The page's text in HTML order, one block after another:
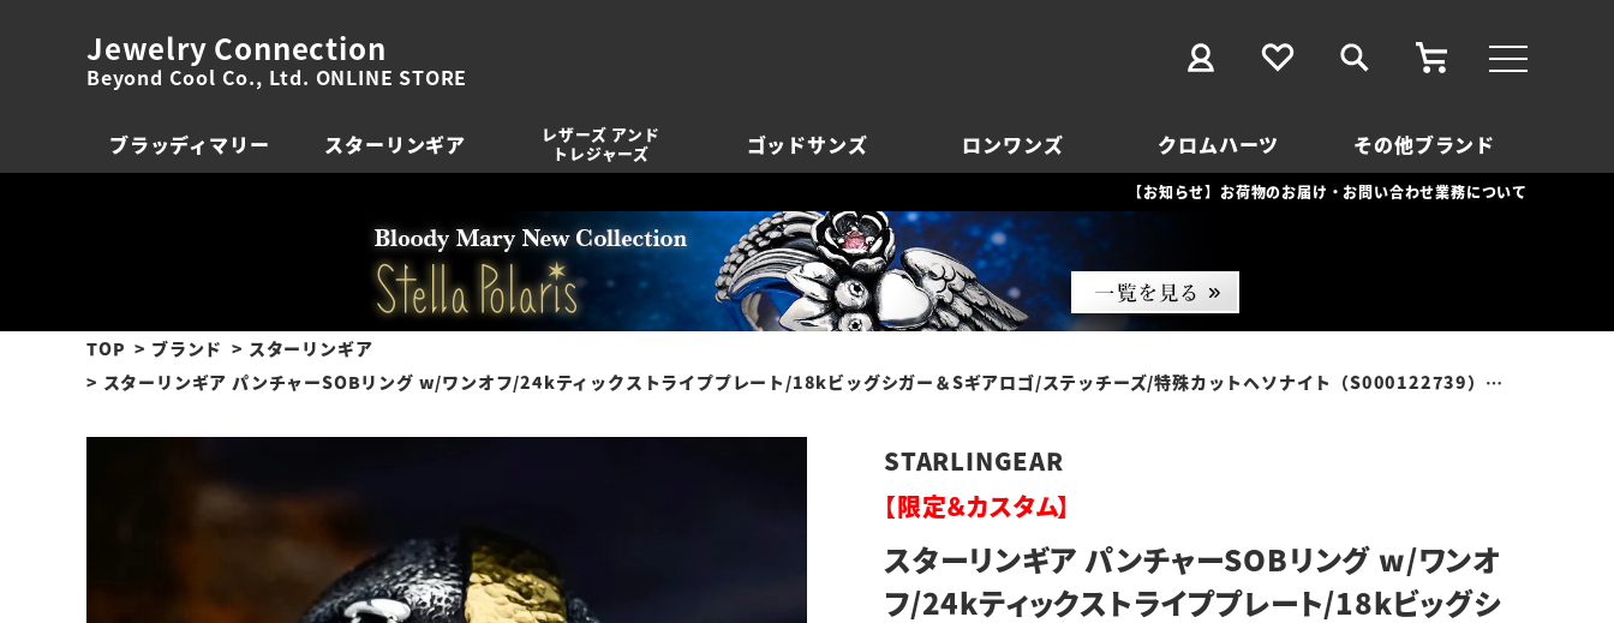
Jewelry Connection
Beyond Cool Co., Ltd. ONLINE STORE
ブラッディマリー スターリンギア
レザーズ アンド
トレジャーズ
ゴッドサンズ ロンワンズ クロムハーツ その他ブランド
【お知らせ】お荷物のお届け・お問い合わせ業務について
TOP ブランド
スターリンギア
スターリンギア パンチャーSOBリング w/ワンオフ/24kティックストライププレート/18kビッグシガー＆Sギアロゴ/ステッチーズ/特殊カットヘソナイト（S000122739）【リングサイズUS10.5(日本サイズ約23号)】
STARLINGEAR
【限定＆カスタム】
スターリンギア パンチャーSOBリング w/ワンオ
フ/24kティックストライププレート/18kビッグシ